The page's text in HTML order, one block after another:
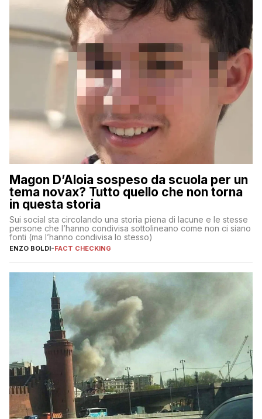
Magon D’Aloia sospeso da scuola per un
tema novax? Tutto quello che non torna
in questa storia
Sui social sta circolando una storia piena di lacune e le stesse
persone che l’hanno condivisa sottolineano come non ci siano
fonti (ma l’hanno condivisa lo stesso)
ENZO BOLDI-FACT CHECKING